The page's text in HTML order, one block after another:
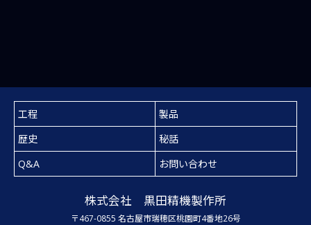
工程
製品
歴史
秘話
Q&A
お問い合わせ
株式会社 黒田精機製作所
〒467-0855 名古屋市瑞穂区桃園町4番地26号